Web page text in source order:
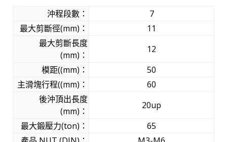
沖程段數：
7
最大剪斷徑(mm)：
11
最大剪斷長度
(mm)：
12
模距((mm)：
50
主滑塊行程((mm)：
60
後沖頂出長度
(mm)：
20up
最大鍛壓力(ton)：
65